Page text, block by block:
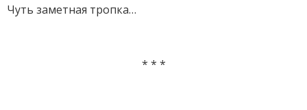
Чуть заметная тропка…
* * *